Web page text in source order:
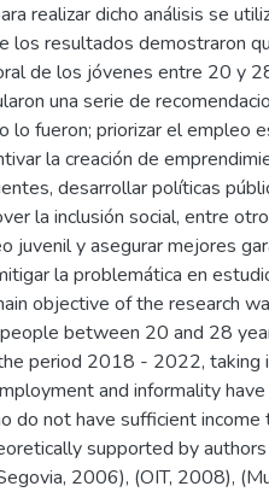
realizar dicho análisis se
los resultados demostraron
de los jóvenes entre 20 y
una serie de
lo fueron; priorizar el empleo
la creación de
desarrollar políticas
la inclusión social, entre
juvenil y asegurar mejores
la problemática en
objective of the research
between 20 and 28
period 2018 - 2022, taking
and informality
do not have sufficient
supported by
2006), (OIT, 2008),